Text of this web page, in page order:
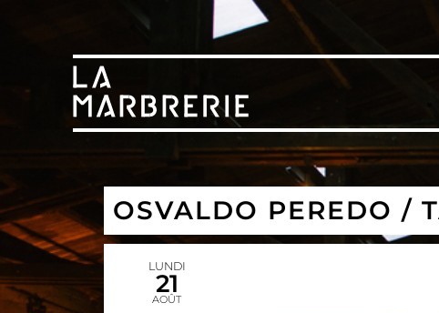
OSVALDO PEREDO /
LUNDI
21
AOÛT